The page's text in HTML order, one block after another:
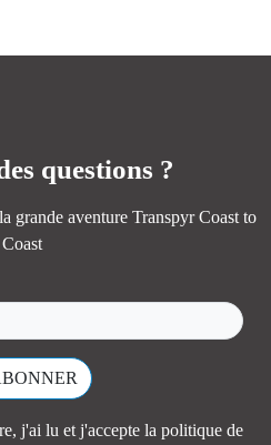
questions ?
grande aventure Transpyr Coast to
Coast
j'ai lu et j'accepte la politique de